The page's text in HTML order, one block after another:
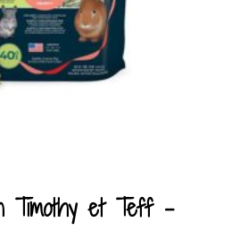
Timothy et Teff –